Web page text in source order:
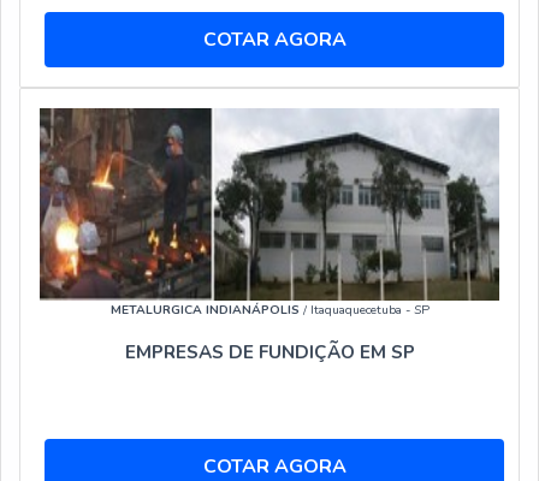
COTAR AGORA
METALURGICA INDIANÁPOLIS / Itaquaquecetuba - SP
EMPRESAS DE FUNDIÇÃO EM SP
COTAR AGORA